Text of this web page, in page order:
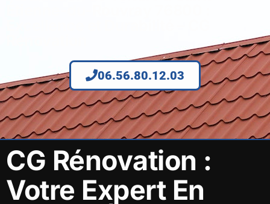
06.56.80.12.03
CG Rénovation :
Votre Expert En